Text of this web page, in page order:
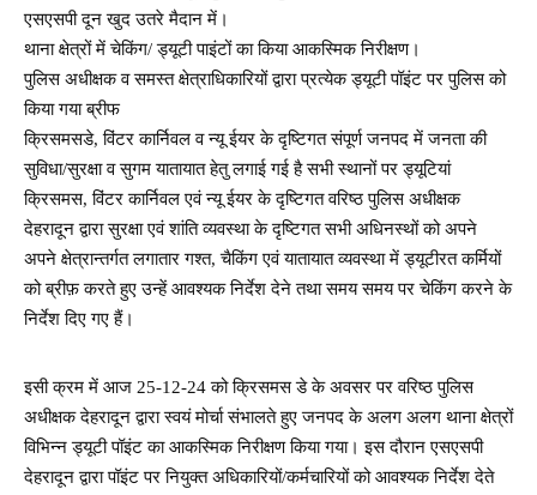
एसएसपी दून खुद उतरे मैदान में।
थाना क्षेत्रों में चेकिंग/ ड्यूटी पाइंटों का किया आकस्मिक निरीक्षण।
पुलिस अधीक्षक व समस्त क्षेत्राधिकारियों द्वारा प्रत्येक ड्यूटी पॉइंट पर पुलिस को
किया गया ब्रीफ
क्रिसमसडे, विंटर कार्निवल व न्यू ईयर के दृष्टिगत संपूर्ण जनपद में जनता की
सुविधा/सुरक्षा व सुगम यातायात हेतु लगाई गई है सभी स्थानों पर ड्यूटियां
क्रिसमस, विंटर कार्निवल एवं न्यू ईयर के दृष्टिगत वरिष्ठ पुलिस अधीक्षक
देहरादून द्वारा सुरक्षा एवं शांति व्यवस्था के दृष्टिगत सभी अधिनस्थों को अपने
अपने क्षेत्रान्तर्गत लगातार गश्त, चैकिंग एवं यातायात व्यवस्था में ड्यूटीरत कर्मियों
को ब्रीफ़ करते हुए उन्हें आवश्यक निर्देश देने तथा समय समय पर चेकिंग करने के
निर्देश दिए गए हैं।
इसी क्रम में आज 25-12-24 को क्रिसमस डे के अवसर पर वरिष्ठ पुलिस
अधीक्षक देहरादून द्वारा स्वयं मोर्चा संभालते हुए जनपद के अलग अलग थाना क्षेत्रों
विभिन्न ड्यूटी पॉइंट का आकस्मिक निरीक्षण किया गया। इस दौरान एसएसपी
देहरादून द्वारा पॉइंट पर नियुक्त अधिकारियों/कर्मचारियों को आवश्यक निर्देश देते